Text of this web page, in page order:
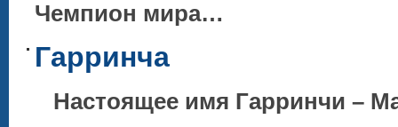
Чемпион мира…
Гарринча
Настоящее имя Гарринчи –